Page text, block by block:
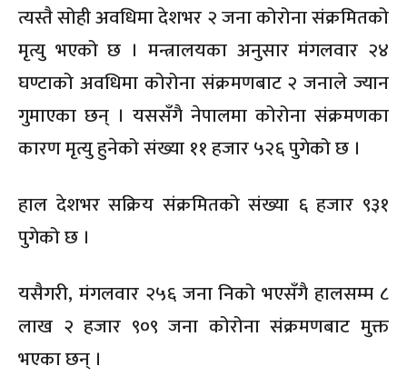
त्यस्तै सोही अवधिमा देशभर २ जना कोरोना संक्रमितको
मृत्यु भएको छ । मन्त्रालयका अनुसार मंगलवार २४
घण्टाको अवधिमा कोरोना संक्रमणबाट २ जनाले ज्यान
गुमाएका छन् । यससँगै नेपालमा कोरोना संक्रमणका
कारण मृत्यु हुनेको संख्या ११ हजार ५२६ पुगेको छ ।
हाल देशभर सक्रिय संक्रमितको संख्या ६ हजार ९३१
पुगेको छ ।
यसैगरी, मंगलवार २५६ जना निको भएसँगै हालसम्म ८
लाख २ हजार ९०९ जना कोरोना संक्रमणबाट मुक्त
भएका छन् ।